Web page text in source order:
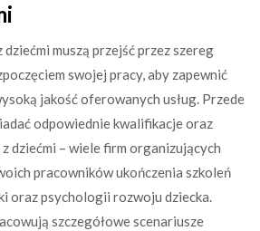
muszą przejść przez szereg
swojej pracy, aby zapewnić
jakość oferowanych usług. Przede
odpowiednie kwalifikacje oraz
dziećmi – wiele firm organizujących
pracowników ukończenia szkoleń
oraz psychologii rozwoju dziecka.
szczegółowe scenariusze